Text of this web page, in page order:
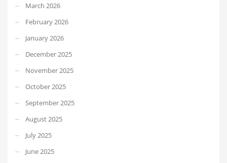
March 2026
February 2026
January 2026
December 2025
November 2025
October 2025
September 2025
August 2025
July 2025
June 2025